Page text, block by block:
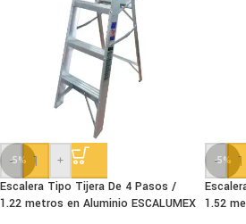
-5%
-
+
Escalera Tipo Tijera De 4 Pasos /
1.22 metros en Aluminio ESCALUMEX
-5%
-
1.52